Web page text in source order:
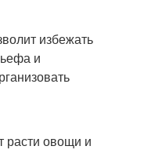
избежать
и
расти овощи и